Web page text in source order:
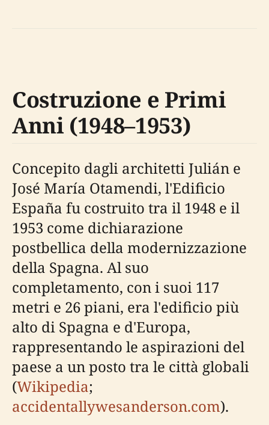
Costruzione e Primi
Anni (1948–1953)
Concepito dagli architetti Julián e
José María Otamendi, l'Edificio
España fu costruito tra il 1948 e il
1953 come dichiarazione
postbellica della modernizzazione
della Spagna. Al suo
completamento, con i suoi 117
metri e 26 piani, era l'edificio più
alto di Spagna e d'Europa,
rappresentando le aspirazioni del
paese a un posto tra le città globali
(Wikipedia;
accidentallywesanderson.com).